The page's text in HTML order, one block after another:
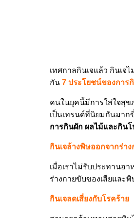
เทศกาลกินเจแล้ว กินเ
กัน 7 ประโยชน์ของการ
คนในยุคนี้มีการใส่ใจสุข
เป็นเทรนด์ที่นิยมกันมา
การกินผัก ผลไม้และกิน
กินเจล้างพิษออกจากร่าง
เมื่อเราไม่รับประทานอ
ร่างกายขับของเสียและ
กินเจลดเสี่ยงกับโรคร้าย